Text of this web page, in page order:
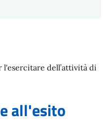
dell’attività di
all'esito